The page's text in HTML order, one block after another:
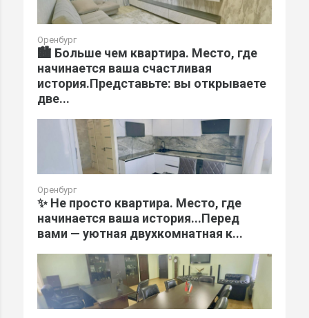
Оренбург
🏙️ Больше чем квартира. Место, где
начинается ваша счастливая
история.Представьте: вы открываете
две...
Оренбург
✨ Не просто квартира. Место, где
начинается ваша история...Перед
вами — уютная двухкомнатная к...